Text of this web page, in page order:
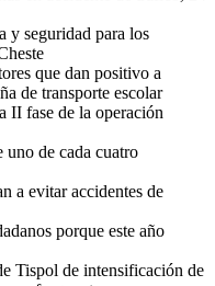
y seguridad para los
que dan positivo a
de transporte escolar
II fase de la operación
uno de cada cuatro
a evitar accidentes de
porque este año
Tispol de intensificación de